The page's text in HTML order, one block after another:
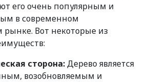
его очень популярным и
в современном
рынке. Вот некоторые из
сторона:Дерево является
возобновляемым и